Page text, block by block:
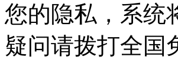
您的隐私，系统
疑问请拨打全国